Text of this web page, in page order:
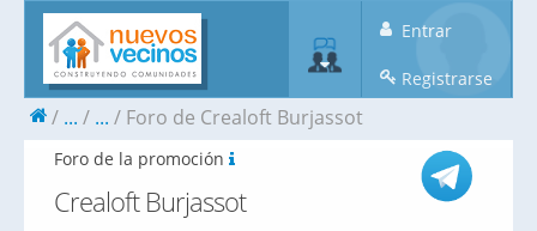
Entrar
Registrarse
... ... Foro de Crealoft Burjassot
Foro de la promoción
Crealoft Burjassot